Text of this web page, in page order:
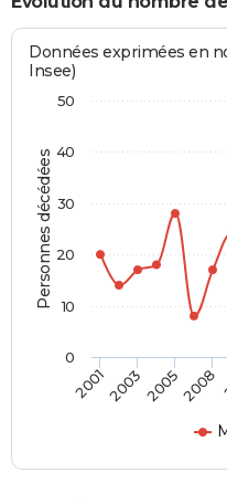
Personnes décédées
Données exprimées en
Insee)
2001200320052008
0
10
20
30
40
50